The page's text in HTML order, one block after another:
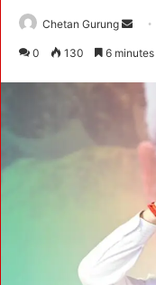
Chetan Gurung
i
0 130 6